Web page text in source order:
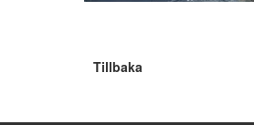
Tillbaka